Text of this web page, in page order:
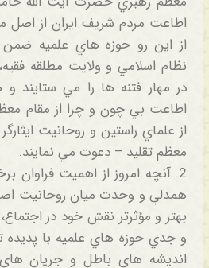
اطاعت مردم شريف ايران از اصل
از اين رو حوزه هاي علميه
نظام اسلامي و ولايت مطلقه
در مهار فتنه ها را مي ستايند
اطاعت بي چون و چرا از مقام
از علماي راستين و روحانيت
معظم تقليد – دعوت مي نمايند.
2. آنچه امروز از اهميت فراوان
همدلي و وحدت ميان روحانيت
بهتر و مؤثرتر نقش خود در
و جدي حوزه هاي علميه با
انديشه هاي باطل و جريان